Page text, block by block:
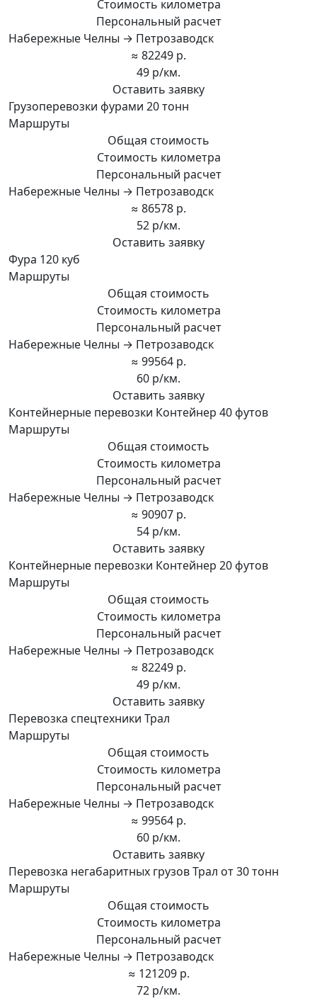
Стоимость километра
Персональный расчет
Набережные Челны → Петрозаводск
≈ 82249 р.
49 р/км.
Оставить заявку
Грузоперевозки фурами 20 тонн
Маршруты
Общая стоимость
Стоимость километра
Персональный расчет
Набережные Челны → Петрозаводск
≈ 86578 р.
52 р/км.
Оставить заявку
Фура 120 куб
Маршруты
Общая стоимость
Стоимость километра
Персональный расчет
Набережные Челны → Петрозаводск
≈ 99564 р.
60 р/км.
Оставить заявку
Контейнерные перевозки Контейнер 40 футов
Маршруты
Общая стоимость
Стоимость километра
Персональный расчет
Набережные Челны → Петрозаводск
≈ 90907 р.
54 р/км.
Оставить заявку
Контейнерные перевозки Контейнер 20 футов
Маршруты
Общая стоимость
Стоимость километра
Персональный расчет
Набережные Челны → Петрозаводск
≈ 82249 р.
49 р/км.
Оставить заявку
Перевозка спецтехники Трал
Маршруты
Общая стоимость
Стоимость километра
Персональный расчет
Набережные Челны → Петрозаводск
≈ 99564 р.
60 р/км.
Оставить заявку
Перевозка негабаритных грузов Трал от 30 тонн
Маршруты
Общая стоимость
Стоимость километра
Персональный расчет
Набережные Челны → Петрозаводск
≈ 121209 р.
72 р/км.